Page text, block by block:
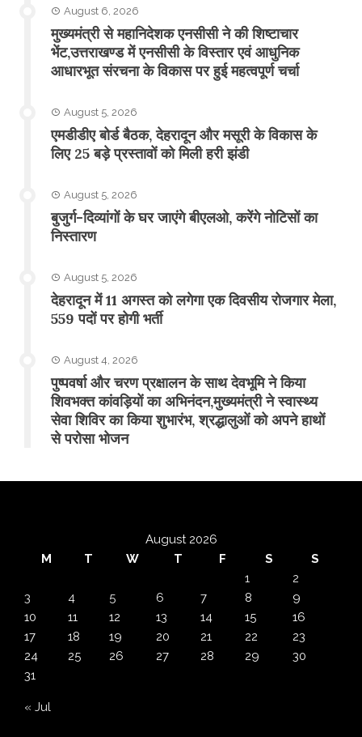
August 6, 2026
मुख्यमंत्री से महानिदेशक एनसीसी ने की शिष्टाचार
भेंट,उत्तराखण्ड में एनसीसी के विस्तार एवं आधुनिक
आधारभूत संरचना के विकास पर हुई महत्वपूर्ण चर्चा
August 5, 2026
एमडीडीए बोर्ड बैठक, देहरादून और मसूरी के विकास के
लिए 25 बड़े प्रस्तावों को मिली हरी झंडी
August 5, 2026
बुजुर्ग-दिव्यांगों के घर जाएंगे बीएलओ, करेंगे नोटिसों का
निस्तारण
August 5, 2026
​देहरादून में 11 अगस्त को लगेगा एक दिवसीय रोजगार मेला,
559 पदों पर होगी भर्ती
August 4, 2026
पुष्पवर्षा और चरण प्रक्षालन के साथ देवभूमि ने किया
शिवभक्त कांवड़ियों का अभिनंदन,मुख्यमंत्री ने स्वास्थ्य
सेवा शिविर का किया शुभारंभ, श्रद्धालुओं को अपने हाथों
से परोसा भोजन
August 2026
M
T W T F S
S
1
2
3
4 5 6 7 8
9
10
11 12 13 14 15
16
17
18 19 20 21 22
23
24
25 26 27 28 29
30
31
« Jul